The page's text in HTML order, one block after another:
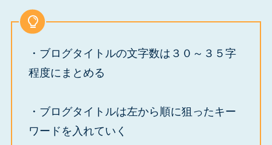
・ブログタイトルの文字数は３０～３５字
程度にまとめる
・ブログタイトルは左から順に狙ったキー
ワードを入れていく